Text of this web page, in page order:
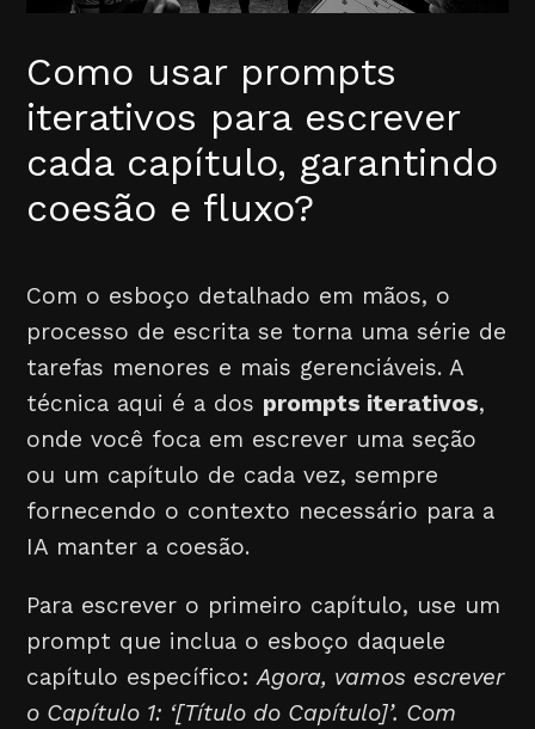
Como usar prompts
iterativos para escrever
cada capítulo, garantindo
coesão e fluxo?
Com o esboço detalhado em mãos, o
processo de escrita se torna uma série de
tarefas menores e mais gerenciáveis. A
técnica aqui é a dos prompts iterativos,
onde você foca em escrever uma seção
ou um capítulo de cada vez, sempre
fornecendo o contexto necessário para a
IA manter a coesão.
Para escrever o primeiro capítulo, use um
prompt que inclua o esboço daquele
capítulo específico:Agora, vamos escrever
o Capítulo 1: ‘[Título do Capítulo]’. Com